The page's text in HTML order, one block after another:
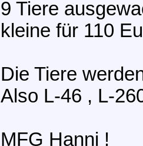
9 Tiere
kleine für 110
Die Tiere
Also L-46 , L-
MFG Hanni !